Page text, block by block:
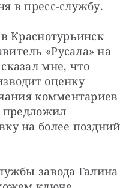
в пресс-службу.
Краснотурьинск
«Русала» на
мне, что
оценку
комментариев
предложил
на более поздний
завода Галина